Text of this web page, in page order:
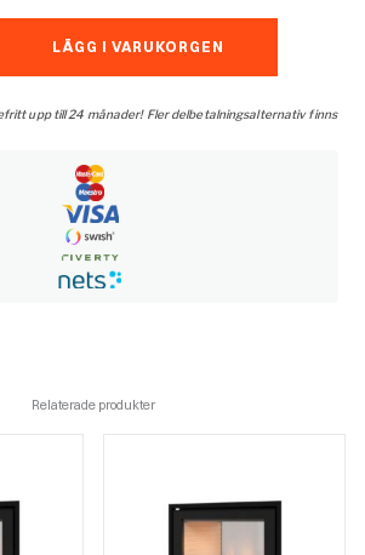
LÄGG I VARUKORGEN
upp till 24 månader! Fler delbetalningsalternativ finns
Relaterade produkter